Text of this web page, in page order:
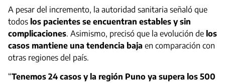
A pesar del incremento, la autoridad sanitaria señaló que
todos los pacientes se encuentran estables y sin
complicaciones. Asimismo, precisó que la evolución de los
casos mantiene una tendencia baja en comparación con
otras regiones del país.
“Tenemos 24 casos y la región Puno ya supera los 500